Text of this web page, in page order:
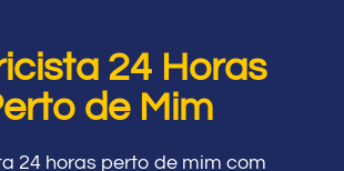
24 Horas
de Mim
24 horas perto de mim com